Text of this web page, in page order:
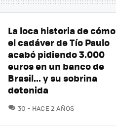
La loca historia de cómo
el cadáver de Tío Paulo
acabó pidiendo 3.000
euros en un banco de
Brasil... y su sobrina
detenida
30 COMENTARIOS
HACE 2 AÑOS